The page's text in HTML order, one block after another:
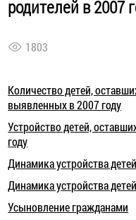
родителей в 2007
1803
Количество детей,
выявленных в 2007 году
Устройство детей,
году
Динамика устройства
Динамика устройства
Усыновление гражданами